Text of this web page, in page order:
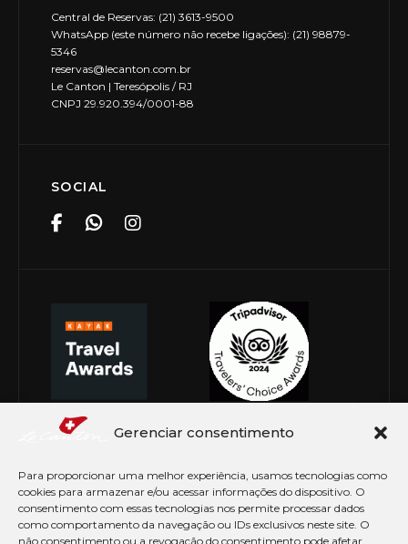
Gerenciar consentimento
Para proporcionar uma melhor experiência, usamos tecnologias como
cookies para armazenar e/ou acessar informações do dispositivo. O
consentimento com essas tecnologias nos permite processar dados
como comportamento da navegação ou IDs exclusivos neste site. O
não consentimento ou a revogação do consentimento pode afetar
Central de Reservas: (21) 3613-9500
WhatsApp (este número não recebe ligações): (21) 98879-
5346
reservas@lecanton.com.br
Le Canton | Teresópolis / RJ
CNPJ 29.920.394/0001-88
SOCIAL